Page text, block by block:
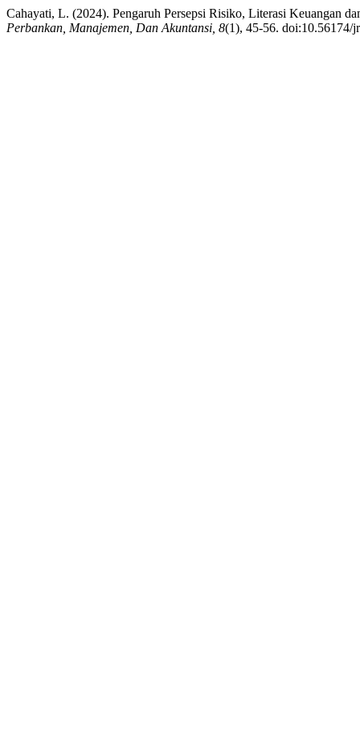
Cahayati, L. (2024). Pengaruh Persepsi Risiko, Literasi Keuangan
Perbankan, Manajemen, Dan Akuntansi, 8(1), 45-56. doi:10.56174/